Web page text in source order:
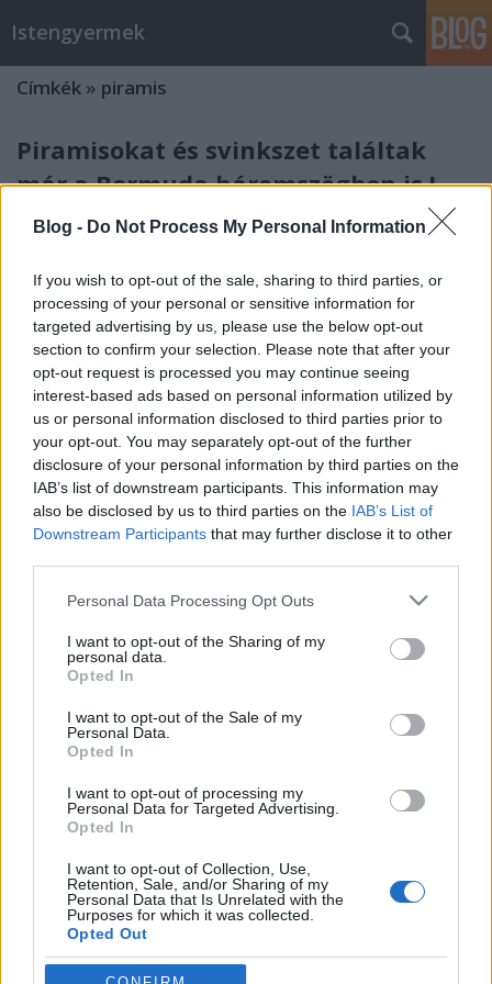
Blog - Do Not Process My Personal Information
If you wish to opt-out of the sale, sharing to third parties, or
processing of your personal or sensitive information for
targeted advertising by us, please use the below opt-out
section to confirm your selection. Please note that after your
opt-out request is processed you may continue seeing
interest-based ads based on personal information utilized by
us or personal information disclosed to third parties prior to
your opt-out. You may separately opt-out of the further
disclosure of your personal information by third parties on the
IAB’s list of downstream participants. This information may
also be disclosed by us to third parties on the IAB’s List of
Downstream Participants that may further disclose it to other
Please note that this website/app uses one or more Google
not limited to your visit or usage behaviour. You may click to
grant or deny consent to Google and its third-party tags to
use your data for below specified purposes in below Google
consent section.
Personal Data Processing Opt Outs
I want to opt-out of the Sharing of my
personal data.
Opted In
I want to opt-out of the Sale of my
Personal Data.
Opted In
I want to opt-out of processing my
Personal Data for Targeted Advertising.
Opted In
I want to opt-out of Collection, Use,
Retention, Sale, and/or Sharing of my
Personal Data that Is Unrelated with the
Purposes for which it was collected.
Opted Out
Google consents
Istengyermek
Címkék » piramis
Piramisokat és svinkszet találtak
már a Bermuda háromszögben is !
Istengyermek• 2014. február 02.
Milyen véletlen ez, mely most sorra hozza elő a
piramisokat és svinkszeket. Csak nem egy hatalmas
tudati ugrás előtt állunk? De igeeeen!
http://www.fenyorveny.hu/2013/06/orias-
piramisokat-es-szfinxeket.html
Seherezádé ébresztőszignál
2013.07.28. hat óta reggel
Istengyermek• 2013. július 29.
Út közben Budakalász felé már elindult a gerjesztő
energia ami ébresztőkódokat küldött a Nap a
piramisok szellemeinek, kik évezredes álmukból
lettek ébresztve. Seherezádé a kód neve, mely egy
perc hatminc másodperc alatt lett kisugározva
három apró villantással, melyből ez…
Piramishangoló kódok a Pilisbe --
2013.07.28. hajnali 5 óra
Istengyermek• 2013. július 29.
piramisának hangolására érkező kódot láttok a
képen hajnali 5 órakor, Dobogókő, Zsindelyes előtti
jurtától fényképezve. Szelei Magdolna fotója.Ez a
Nap volt a szent pillanata a világ 144 ezer
piramisának összerendező hangolására.…